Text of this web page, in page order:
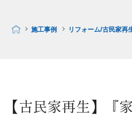
施工事例 リフォーム/古民家再
【古民家再生】『